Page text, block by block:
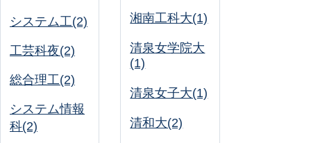
システム工(2)
工芸科夜(2)
総合理工(2)
システム情報
科(2)
湘南工科大(1)
清泉女学院大
(1)
清泉女子大(1)
清和大(2)